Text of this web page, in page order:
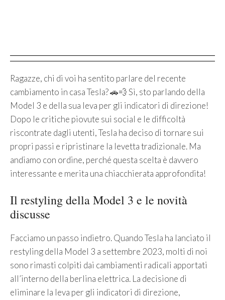
Ragazze, chi di voi ha sentito parlare del recente
cambiamento in casa Tesla? 🚗💨 Sì, sto parlando della
Model 3 e della sua leva per gli indicatori di direzione!
Dopo le critiche piovute sui social e le difficoltà
riscontrate dagli utenti, Tesla ha deciso di tornare sui
propri passi e ripristinare la levetta tradizionale. Ma
andiamo con ordine, perché questa scelta è davvero
interessante e merita una chiacchierata approfondita!
Il restyling della Model 3 e le novità
discusse
Facciamo un passo indietro. Quando Tesla ha lanciato il
restyling della Model 3 a settembre 2023, molti di noi
sono rimasti colpiti dai cambiamenti radicali apportati
all’interno della berlina elettrica. La decisione di
eliminare la leva per gli indicatori di direzione,